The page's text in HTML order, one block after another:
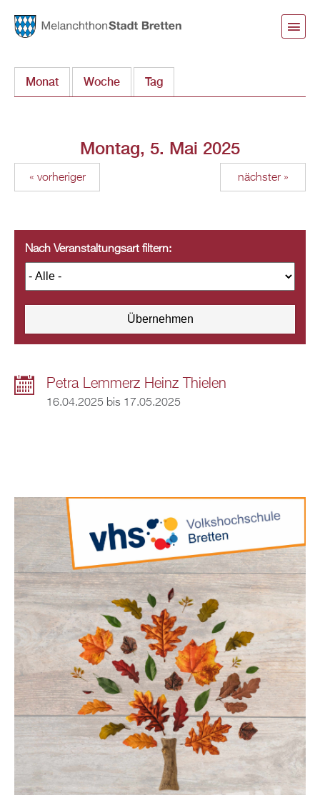
Monat Woche Tag
Montag, 5. Mai 2025
« vorheriger nächster »
Nach Veranstaltungsart filtern:
Petra Lemmerz Heinz Thielen
16.04.2025 bis 17.05.2025